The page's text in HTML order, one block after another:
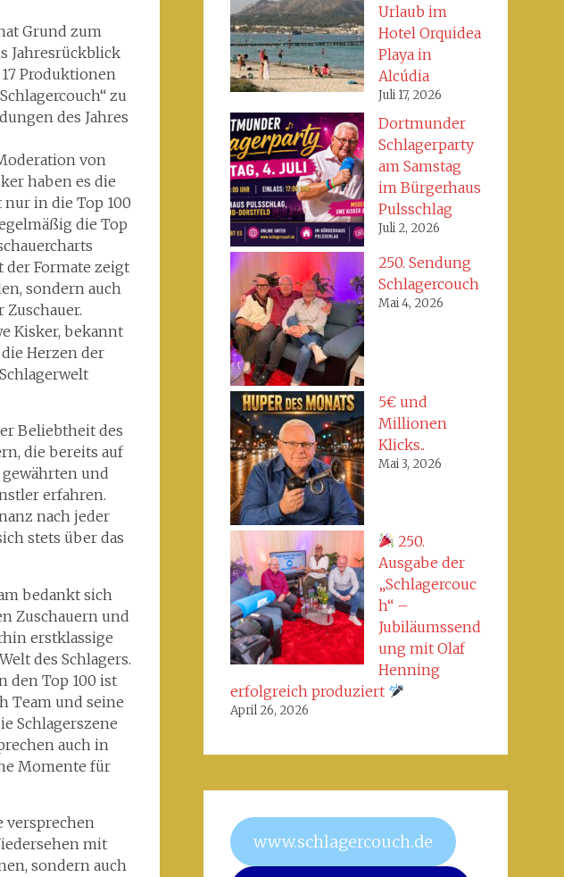
Grund zum
Jahresrückblick
Produktionen
zu
des Jahres
von
haben es die
in die Top 100
die Top
Formate zeigt
sondern auch
Zuschauer.
Kisker, bekannt
Herzen der
Beliebtheit des
die bereits auf
und
erfahren.
nach jeder
stets über das
bedankt sich
Zuschauern und
erstklassige
des Schlagers.
den Top 100 ist
Team und seine
Schlagerszene
auch in
Momente für
versprechen
mit
sondern auch
Urlaub im
Hotel Orquidea
Playa in
Alcúdia
Juli 17, 2026
Dortmunder
Schlagerparty
am Samstag
im Bürgerhaus
Pulsschlag
Juli 2, 2026
250. Sendung
Schlagercouch
Mai 4, 2026
5€ und
Millionen
Klicks..
Mai 3, 2026
250.
Ausgabe der
„Schlagercouc
h“ –
Jubiläumssend
ung mit Olaf
Henning
erfolgreich produziert
April 26, 2026
www.schlagercouch.de